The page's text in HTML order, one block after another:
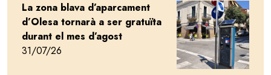
La zona blava d’aparcament
d’Olesa tornarà a ser gratuïta
durant el mes d’agost
31/07/26
Image